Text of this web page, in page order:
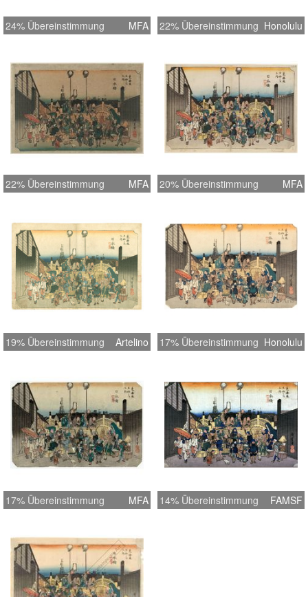
24% Übereinstimmung MFA 22% Übereinstimmung Honolulu
22% Übereinstimmung MFA 20% Übereinstimmung MFA
19% Übereinstimmung Artelino 17% Übereinstimmung Honolulu
17% Übereinstimmung MFA 14% Übereinstimmung FAMSF